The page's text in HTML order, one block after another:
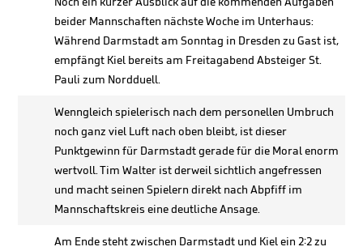
beider Mannschaften nächste Woche im Unterhaus:
Während Darmstadt am Sonntag in Dresden zu Gast ist,
empfängt Kiel bereits am Freitagabend Absteiger St.
Pauli zum Nordduell.
Wenngleich spielerisch nach dem personellen Umbruch
noch ganz viel Luft nach oben bleibt, ist dieser
Punktgewinn für Darmstadt gerade für die Moral enorm
wertvoll. Tim Walter ist derweil sichtlich angefressen
und macht seinen Spielern direkt nach Abpfiff im
Mannschaftskreis eine deutliche Ansage.
Am Ende steht zwischen Darmstadt und Kiel ein 2:2 zu